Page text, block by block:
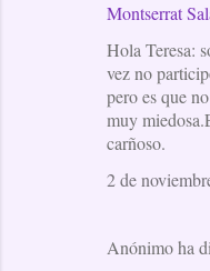
Montserrat
Hola Teresa:
vez no
pero es que
muy
carñoso.
2 de
Anónimo ha